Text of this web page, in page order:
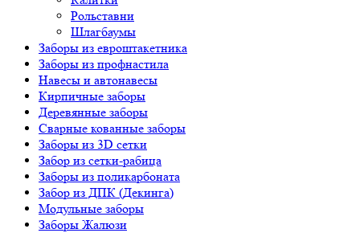
Рольставни
Шлагбаумы
Заборы из евроштакетника
Заборы из профнастила
Навесы и автонавесы
Кирпичные заборы
Деревянные заборы
Сварные кованные заборы
Заборы из 3D сетки
Забор из сетки-рабица
Заборы из поликарбоната
Забор из ДПК (Декинга)
Модульные заборы
Заборы Жалюзи